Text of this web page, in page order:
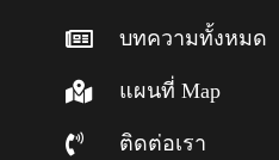
บทความทั้งหมด
แผนที่ Map
ติดต่อเรา